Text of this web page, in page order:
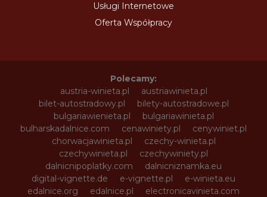
Usługi Internetowe
Oferta Współpracy
Polecamy:
austria-winieta.pl
austriawinieta.pl
bilet-autostradowy.pl
bilety-autostradowe.pl
bulgariawienieta.pl
bulgariawinieta.pl
bulharskadalnice.com
cenawiniety.pl
cenywiniet.pl
chorwacjawinieta.pl
czechy-winieta.pl
czechywinieta.pl
czechywiniety.pl
dalnicnipoplatky.com
dalnicniznamka.eu
digital-vignette.de
e-vignette.pl
e-winieta.eu
edalnice.org
edalnice.pl
electronicavinieta.com